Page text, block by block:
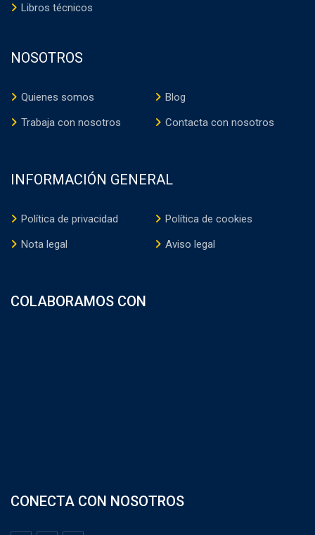
Libros técnicos
NOSOTROS
Quienes somos
Blog
Trabaja con nosotros
Contacta con nosotros
INFORMACIÓN GENERAL
Política de privacidad
Política de cookies
Nota legal
Aviso legal
COLABORAMOS CON
CONECTA CON NOSOTROS